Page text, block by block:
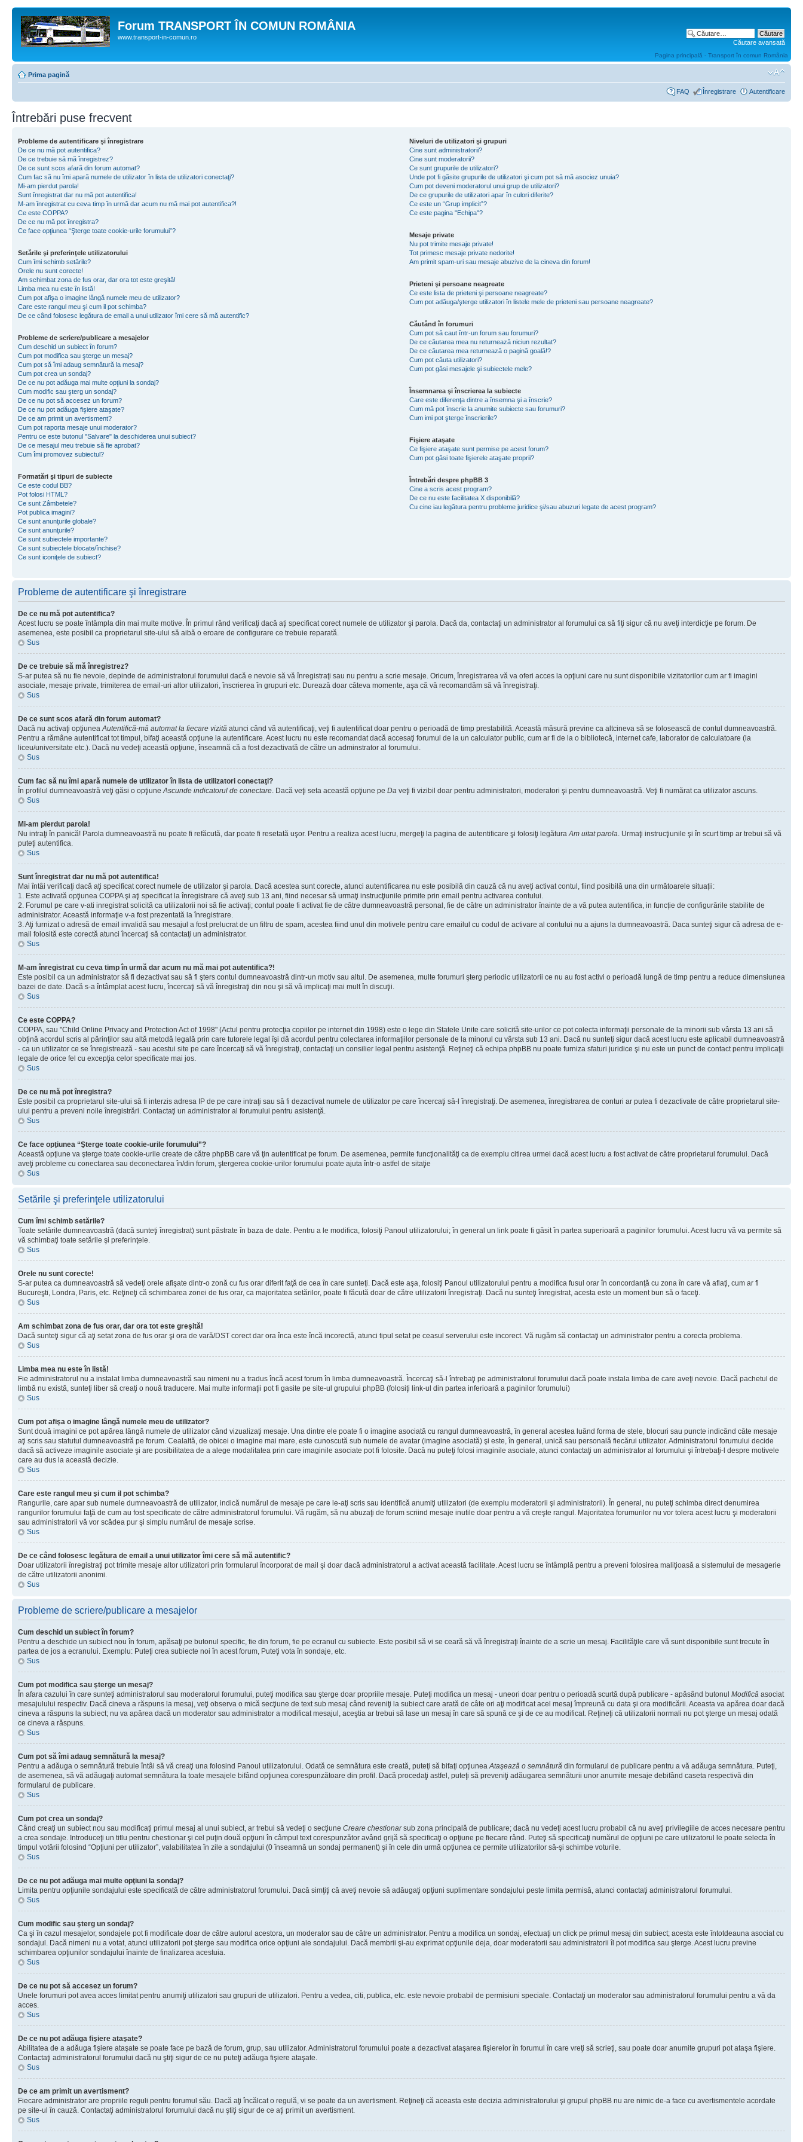
Forum TRANSPORT ÎN COMUN ROMÂNIA
www.transport-in-comun.ro
Căutare avansată
Pagina principală - Transport în comun România
Prima pagină
FAQ Înregistrare Autentificare
Întrebări puse frecvent
Probleme de autentificare şi înregistrare
De ce nu mă pot autentifica?
De ce trebuie să mă înregistrez?
De ce sunt scos afară din forum automat?
Cum fac să nu îmi apară numele de utilizator în lista de utilizatori conectaţi?
Mi-am pierdut parola!
Sunt înregistrat dar nu mă pot autentifica!
M-am înregistrat cu ceva timp în urmă dar acum nu mă mai pot autentifica?!
Ce este COPPA?
De ce nu mă pot înregistra?
Ce face opţiunea “Şterge toate cookie-urile forumului”?
Setările şi preferinţele utilizatorului
Cum îmi schimb setările?
Orele nu sunt corecte!
Am schimbat zona de fus orar, dar ora tot este greşită!
Limba mea nu este în listă!
Cum pot afişa o imagine lângă numele meu de utilizator?
Care este rangul meu şi cum il pot schimba?
De ce când folosesc legătura de email a unui utilizator îmi cere să mă autentific?
Probleme de scriere/publicare a mesajelor
Cum deschid un subiect în forum?
Cum pot modifica sau şterge un mesaj?
Cum pot să îmi adaug semnătură la mesaj?
Cum pot crea un sondaj?
De ce nu pot adăuga mai multe opţiuni la sondaj?
Cum modific sau şterg un sondaj?
De ce nu pot să accesez un forum?
De ce nu pot adăuga fişiere ataşate?
De ce am primit un avertisment?
Cum pot raporta mesaje unui moderator?
Pentru ce este butonul "Salvare" la deschiderea unui subiect?
De ce mesajul meu trebuie să fie aprobat?
Cum îmi promovez subiectul?
Formatări şi tipuri de subiecte
Ce este codul BB?
Pot folosi HTML?
Ce sunt Zâmbetele?
Pot publica imagini?
Ce sunt anunţurile globale?
Ce sunt anunţurile?
Ce sunt subiectele importante?
Ce sunt subiectele blocate/închise?
Ce sunt iconiţele de subiect?
Niveluri de utilizatori şi grupuri
Cine sunt administratorii?
Cine sunt moderatorii?
Ce sunt grupurile de utilizatori?
Unde pot fi găsite grupurile de utilizatori şi cum pot să mă asociez unuia?
Cum pot deveni moderatorul unui grup de utilizatori?
De ce grupurile de utilizatori apar în culori diferite?
Ce este un “Grup implicit”?
Ce este pagina "Echipa"?
Mesaje private
Nu pot trimite mesaje private!
Tot primesc mesaje private nedorite!
Am primit spam-uri sau mesaje abuzive de la cineva din forum!
Prieteni şi persoane neagreate
Ce este lista de prieteni şi persoane neagreate?
Cum pot adăuga/şterge utilizatori în listele mele de prieteni sau persoane neagreate?
Căutând în forumuri
Cum pot să caut într-un forum sau forumuri?
De ce căutarea mea nu returnează niciun rezultat?
De ce căutarea mea returnează o pagină goală!?
Cum pot căuta utilizatori?
Cum pot găsi mesajele şi subiectele mele?
Însemnarea şi înscrierea la subiecte
Care este diferenţa dintre a însemna şi a înscrie?
Cum mă pot înscrie la anumite subiecte sau forumuri?
Cum imi pot şterge înscrierile?
Fişiere ataşate
Ce fişiere ataşate sunt permise pe acest forum?
Cum pot găsi toate fişierele ataşate proprii?
Întrebări despre phpBB 3
Cine a scris acest program?
De ce nu este facilitatea X disponibilă?
Cu cine iau legătura pentru probleme juridice şi/sau abuzuri legate de acest program?
Probleme de autentificare şi înregistrare
De ce nu mă pot autentifica?
Acest lucru se poate întâmpla din mai multe motive. În primul rând verificaţi dacă aţi specificat corect numele de utilizator şi parola. Dacă da, contactaţi un administrator al forumului ca să fiţi sigur că nu aveţi interdicţie pe forum. De
asemenea, este posibil ca proprietarul site-ului să aibă o eroare de configurare ce trebuie reparată.
Sus
De ce trebuie să mă înregistrez?
S-ar putea să nu fie nevoie, depinde de administratorul forumului dacă e nevoie să vă înregistraţi sau nu pentru a scrie mesaje. Oricum, înregistrarea vă va oferi acces la opţiuni care nu sunt disponibile vizitatorilor cum ar fi imagini
asociate, mesaje private, trimiterea de email-uri altor utilizatori, înscrierea în grupuri etc. Durează doar câteva momente, aşa că vă recomandăm să vă înregistraţi.
Sus
De ce sunt scos afară din forum automat?
Dacă nu activaţi opţiuneaAutentifică-mă automat la fiecare vizită atunci când vă autentificaţi, veţi fi autentificat doar pentru o perioadă de timp prestabilită. Această măsură previne ca altcineva să se folosească de contul dumneavoastră.
Pentru a rămâne autentificat tot timpul, bifaţi această opţiune la autentificare. Acest lucru nu este recomandat dacă accesaţi forumul de la un calculator public, cum ar fi de la o bibliotecă, internet cafe, laborator de calculatoare (la
liceu/universitate etc.). Dacă nu vedeţi această opţiune, înseamnă că a fost dezactivată de către un adminstrator al forumului.
Sus
Cum fac să nu îmi apară numele de utilizator în lista de utilizatori conectaţi?
În profilul dumneavoastră veţi găsi o opţiuneAscunde indicatorul de conectare. Dacă veţi seta această opţiune pe Da veţi fi vizibil doar pentru administratori, moderatori şi pentru dumneavoastră. Veţi fi numărat ca utilizator ascuns.
Sus
Mi-am pierdut parola!
Nu intraţi în panică! Parola dumneavoastră nu poate fi refăcută, dar poate fi resetată uşor. Pentru a realiza acest lucru, mergeţi la pagina de autentificare şi folosiţi legăturaAm uitat parola. Urmaţi instrucţiunile şi în scurt timp ar trebui să vă
puteţi autentifica.
Sus
Sunt înregistrat dar nu mă pot autentifica!
Mai întâi verificaţi dacă aţi specificat corect numele de utilizator şi parola. Dacă acestea sunt corecte, atunci autentificarea nu este posibilă din cauză că nu aveți activat contul, fiind posibilă una din următoarele situații:
1. Este activată opţiunea COPPA şi aţi specificat la înregistrare că aveţi sub 13 ani, fiind necesar să urmaţi instrucţiunile primite prin email pentru activarea contului.
2. Forumul pe care v-ati inregistrat solicită ca utilizatorii noi să fie activaţi; contul poate fi activat fie de către dumneavoastră personal, fie de către un administrator înainte de a vă putea autentifica, in funcție de configurările stabilite de
administrator. Această informaţie v-a fost prezentată la înregistrare.
3. Aţi furnizat o adresă de email invalidă sau mesajul a fost prelucrat de un filtru de spam, acestea fiind unul din motivele pentru care emailul cu codul de activare al contului nu a ajuns la dumneavoastră. Daca sunteţi sigur că adresa de e-
mail folosită este corectă atunci încercaţi să contactaţi un administrator.
Sus
M-am înregistrat cu ceva timp în urmă dar acum nu mă mai pot autentifica?!
Este posibil ca un administrator să fi dezactivat sau să fi şters contul dumneavoastră dintr-un motiv sau altul. De asemenea, multe forumuri şterg periodic utilizatorii ce nu au fost activi o perioadă lungă de timp pentru a reduce dimensiunea
bazei de date. Dacă s-a întâmplat acest lucru, încercaţi să vă înregistraţi din nou şi să vă implicaţi mai mult în discuţii.
Sus
Ce este COPPA?
COPPA, sau "Child Online Privacy and Protection Act of 1998" (Actul pentru protecţia copiilor pe internet din 1998) este o lege din Statele Unite care solicită site-urilor ce pot colecta informaţii personale de la minorii sub vârsta 13 ani să
obţină acordul scris al părinţilor sau altă metodă legală prin care tutorele legal îşi dă acordul pentru colectarea informaţiilor personale de la minorul cu vârsta sub 13 ani. Dacă nu sunteţi sigur dacă acest lucru este aplicabil dumneavoastră
- ca un utilizator ce se înregistrează - sau acestui site pe care încercaţi să vă înregistraţi, contactaţi un consilier legal pentru asistenţă. Reţineţi că echipa phpBB nu poate furniza sfaturi juridice şi nu este un punct de contact pentru implicaţii
legale de orice fel cu excepţia celor specificate mai jos.
Sus
De ce nu mă pot înregistra?
Este posibil ca proprietarul site-ului să fi interzis adresa IP de pe care intraţi sau să fi dezactivat numele de utilizator pe care încercaţi să-l înregistraţi. De asemenea, înregistrarea de conturi ar putea fi dezactivate de către proprietarul site-
ului pentru a preveni noile înregistrări. Contactaţi un administrator al forumului pentru asistenţă.
Sus
Ce face opţiunea “Şterge toate cookie-urile forumului”?
Această opţiune va şterge toate cookie-urile create de către phpBB care vă ţin autentificat pe forum. De asemenea, permite funcţionalităţi ca de exemplu citirea urmei dacă acest lucru a fost activat de către proprietarul forumului. Dacă
aveţi probleme cu conectarea sau deconectarea în/din forum, ştergerea cookie-urilor forumului poate ajuta într-o astfel de sitaţie
Sus
Setările şi preferinţele utilizatorului
Cum îmi schimb setările?
Toate setările dumneavoastră (dacă sunteţi înregistrat) sunt păstrate în baza de date. Pentru a le modifica, folosiţi Panoul utilizatorului; în general un link poate fi găsit în partea superioară a paginilor forumului. Acest lucru vă va permite să
vă schimbaţi toate setările şi preferinţele.
Sus
Orele nu sunt corecte!
S-ar putea ca dumneavoastră să vedeţi orele afişate dintr-o zonă cu fus orar diferit faţă de cea în care sunteţi. Dacă este aşa, folosiţi Panoul utilizatorului pentru a modifica fusul orar în concordanţă cu zona în care vă aflaţi, cum ar fi
Bucureşti, Londra, Paris, etc. Reţineţi că schimbarea zonei de fus orar, ca majoritatea setărilor, poate fi făcută doar de către utilizatorii înregistraţi. Dacă nu sunteţi înregistrat, acesta este un moment bun să o faceţi.
Sus
Am schimbat zona de fus orar, dar ora tot este greşită!
Dacă sunteţi sigur că aţi setat zona de fus orar şi ora de vară/DST corect dar ora înca este încă incorectă, atunci tipul setat pe ceasul serverului este incorect. Vă rugăm să contactaţi un administrator pentru a corecta problema.
Sus
Limba mea nu este în listă!
Fie administratorul nu a instalat limba dumneavoastră sau nimeni nu a tradus încă acest forum în limba dumneavoastră. Încercaţi să-l întrebaţi pe administratorul forumului dacă poate instala limba de care aveţi nevoie. Dacă pachetul de
limbă nu există, sunteţi liber să creaţi o nouă traducere. Mai multe informaţii pot fi gasite pe site-ul grupului phpBB (folosiţi link-ul din partea inferioară a paginilor forumului)
Sus
Cum pot afişa o imagine lângă numele meu de utilizator?
Sunt două imagini ce pot apărea lângă numele de utilizator când vizualizaţi mesaje. Una dintre ele poate fi o imagine asociată cu rangul dumneavoastră, în general acestea luând forma de stele, blocuri sau puncte indicând câte mesaje
aţi scris sau statutul dumneavoastră pe forum. Cealaltă, de obicei o imagine mai mare, este cunoscută sub numele de avatar (imagine asociată) şi este, în general, unică sau personală fiecărui utilizator. Administratorul forumului decide
dacă să activeze imaginile asociate şi are posibilitatea de a alege modalitatea prin care imaginile asociate pot fi folosite. Dacă nu puteţi folosi imaginile asociate, atunci contactaţi un administrator al forumului şi întrebaţi-l despre motivele
care au dus la această decizie.
Sus
Care este rangul meu şi cum il pot schimba?
Rangurile, care apar sub numele dumneavoastră de utilizator, indică numărul de mesaje pe care le-aţi scris sau identifică anumiţi utilizatori (de exemplu moderatorii şi administratorii). În general, nu puteţi schimba direct denumirea
rangurilor forumului faţă de cum au fost specificate de către administratorul forumului. Vă rugăm, să nu abuzaţi de forum scriind mesaje inutile doar pentru a vă creşte rangul. Majoritatea forumurilor nu vor tolera acest lucru şi moderatorii
sau administratorii vă vor scădea pur şi simplu numărul de mesaje scrise.
Sus
De ce când folosesc legătura de email a unui utilizator îmi cere să mă autentific?
Doar utilizatorii înregistraţi pot trimite mesaje altor utilizatori prin formularul încorporat de mail şi doar dacă administratorul a activat această facilitate. Acest lucru se întâmplă pentru a preveni folosirea maliţioasă a sistemului de mesagerie
de către utilizatorii anonimi.
Sus
Probleme de scriere/publicare a mesajelor
Cum deschid un subiect în forum?
Pentru a deschide un subiect nou în forum, apăsaţi pe butonul specific, fie din forum, fie pe ecranul cu subiecte. Este posibil să vi se ceară să vă înregistraţi înainte de a scrie un mesaj. Facilităţile care vă sunt disponibile sunt trecute în
partea de jos a ecranului. Exemplu: Puteţi crea subiecte noi în acest forum, Puteţi vota în sondaje, etc.
Sus
Cum pot modifica sau şterge un mesaj?
În afara cazului în care sunteţi administratorul sau moderatorul forumului, puteţi modifica sau şterge doar propriile mesaje. Puteţi modifica un mesaj - uneori doar pentru o perioadă scurtă după publicare - apăsând butonul Modifică asociat
mesajulului respectiv. Dacă cineva a răspuns la mesaj, veţi observa o mică secţiune de text sub mesaj când reveniţi la subiect care arată de câte ori aţi modificat acel mesaj împreună cu data şi ora modificării. Aceasta va apărea doar dacă
cineva a răspuns la subiect; nu va apărea dacă un moderator sau administrator a modificat mesajul, aceştia ar trebui să lase un mesaj în care să spună ce şi de ce au modificat. Reţineţi că utilizatorii normali nu pot şterge un mesaj odată
ce cineva a răspuns.
Sus
Cum pot să îmi adaug semnătură la mesaj?
Pentru a adăuga o semnătură trebuie întâi să vă creaţi una folosind Panoul utilizatorului. Odată ce semnătura este creată, puteţi să bifaţi opţiuneaAtaşează o semnătură din formularul de publicare pentru a vă adăuga semnătura. Puteţi,
de asemenea, să vă adăugaţi automat semnătura la toate mesajele bifând opţiunea corespunzătoare din profil. Dacă procedaţi astfel, puteţi să preveniţi adăugarea semnăturii unor anumite mesaje debifând caseta respectivă din
formularul de publicare.
Sus
Cum pot crea un sondaj?
Când creaţi un subiect nou sau modificaţi primul mesaj al unui subiect, ar trebui să vedeţi o secţiune Creare chestionarsub zona principală de publicare; dacă nu vedeţi acest lucru probabil că nu aveţi privilegiile de acces necesare pentru
a crea sondaje. Introduceţi un titlu pentru chestionar şi cel puţin două opţiuni în câmpul text corespunzător având grijă să specificaţi o opţiune pe fiecare rând. Puteţi să specificaţi numărul de opţiuni pe care utilizatorul le poate selecta în
timpul votării folosind “Opţiuni per utilizator”, valabilitatea în zile a sondajului (0 înseamnă un sondaj permanent) şi în cele din urmă opţiunea ce permite utilizatorilor să-şi schimbe voturile.
Sus
De ce nu pot adăuga mai multe opţiuni la sondaj?
Limita pentru opţiunile sondajului este specificată de către administratorul forumului. Dacă simţiţi că aveţi nevoie să adăugaţi opţiuni suplimentare sondajului peste limita permisă, atunci contactaţi administratorul forumului.
Sus
Cum modific sau şterg un sondaj?
Ca şi în cazul mesajelor, sondajele pot fi modificate doar de către autorul acestora, un moderator sau de către un administrator. Pentru a modifica un sondaj, efectuaţi un click pe primul mesaj din subiect; acesta este întotdeauna asociat cu
sondajul. Dacă nimeni nu a votat, atunci utilizatorii pot şterge sau modifica orice opţiuni ale sondajului. Dacă membrii şi-au exprimat opţiunile deja, doar moderatorii sau administratorii îl pot modifica sau şterge. Acest lucru previne
schimbarea opţiunilor sondajului înainte de finalizarea acestuia.
Sus
De ce nu pot să accesez un forum?
Unele forumuri pot avea acces limitat pentru anumiţi utilizatori sau grupuri de utilizatori. Pentru a vedea, citi, publica, etc. este nevoie probabil de permisiuni speciale. Contactaţi un moderator sau administratorul forumului pentru a vă da
acces.
Sus
De ce nu pot adăuga fişiere ataşate?
Abilitatea de a adăuga fişiere ataşate se poate face pe bază de forum, grup, sau utilizator. Administratorul forumului poate a dezactivat ataşarea fişierelor în forumul în care vreţi să scrieţi, sau poate doar anumite grupuri pot ataşa fişiere.
Contactaţi administratorul forumului dacă nu ştiţi sigur de ce nu puteţi adăuga fişiere ataşate.
Sus
De ce am primit un avertisment?
Fiecare administrator are propriile reguli pentru forumul său. Dacă aţi încălcat o regulă, vi se poate da un avertisment. Reţineţi că aceasta este decizia administratorului şi grupul phpBB nu are nimic de-a face cu avertismentele acordate
pe site-ul în cauză. Contactaţi administratorul forumului dacă nu ştiţi sigur de ce aţi primit un avertisment.
Sus